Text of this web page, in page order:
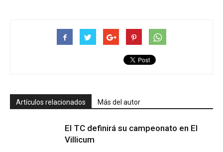
Artículos relacionados Más del autor
El TC definirá su campeonato en El
Villicum